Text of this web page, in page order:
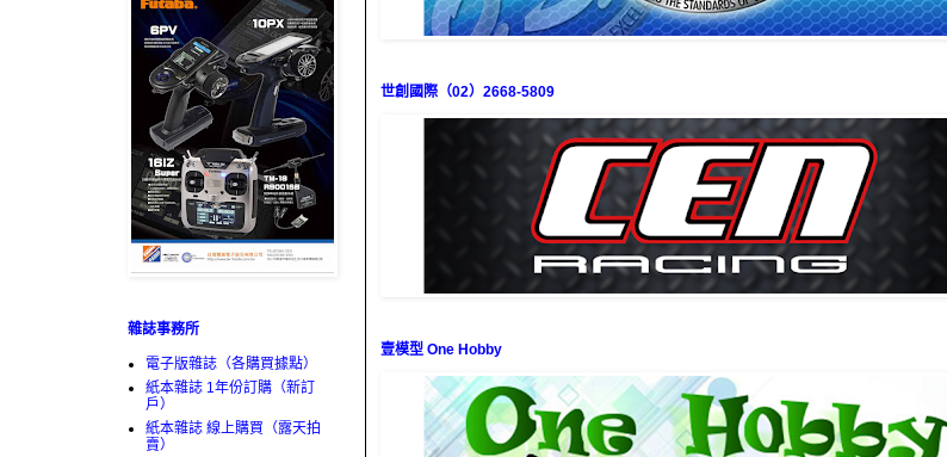
世創國際（02）2668-5809
壹模型 One Hobby
雜誌事務所
電子版雜誌（各購買據點）
紙本雜誌 1年份訂購（新訂
戶）
紙本雜誌 線上購買（露天拍
賣）